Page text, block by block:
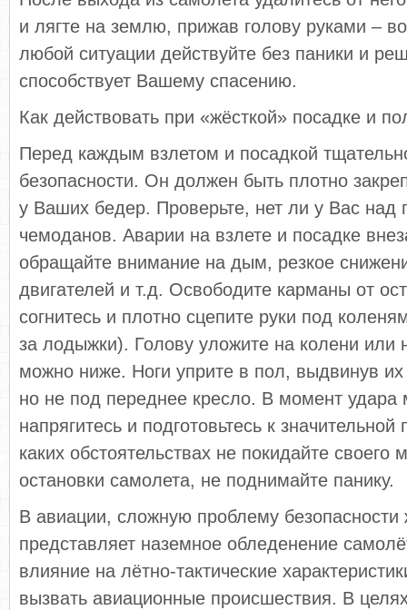
и лягте на землю, прижав голову руками –
любой ситуации действуйте без паники и
способствует Вашему спасению.
Как действовать при «жёсткой» посадке и
Перед каждым взлетом и посадкой
безопасности. Он должен быть плотно
у Ваших бедер. Проверьте, нет ли у Вас над
чемоданов. Аварии на взлете и посадке
обращайте внимание на дым, резкое
двигателей и т.д. Освободите карманы от
согнитесь и плотно сцепите руки под
за лодыжки). Голову уложите на колени или
можно ниже. Ноги уприте в пол, выдвинув
но не под переднее кресло. В момент удара
напрягитесь и подготовьтесь к
каких обстоятельствах не покидайте своего
остановки самолета, не поднимайте панику.
В авиации, сложную проблему безопасности
представляет наземное обледенение
влияние на лётно-тактические
вызвать авиационные происшествия. В